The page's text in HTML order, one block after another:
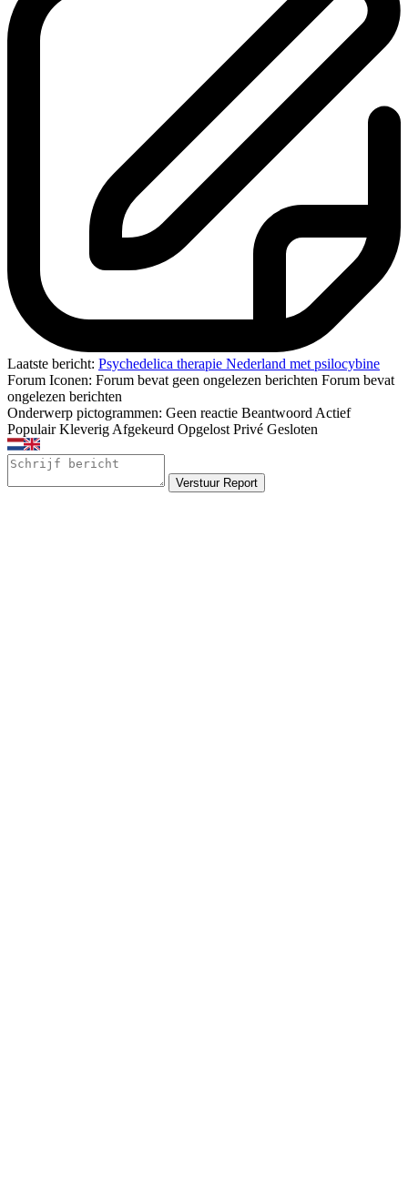
Laatste bericht: Psychedelica therapie Nederland met psilocybine
Forum Iconen: Forum bevat geen ongelezen berichten Forum bevat
ongelezen berichten
Onderwerp pictogrammen: Geen reactie Beantwoord Actief
Populair Kleverig Afgekeurd Opgelost Privé Gesloten